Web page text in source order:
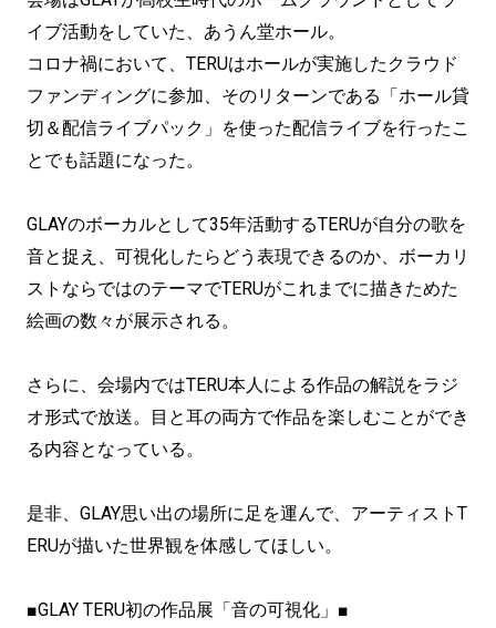
イブ活動をしていた、あうん堂ホール。
コロナ禍において、TERUはホールが実施したクラウド
ファンディングに参加、そのリターンである「ホール貸
切＆配信ライブパック」を使った配信ライブを行ったこ
とでも話題になった。
GLAYのボーカルとして35年活動するTERUが自分の歌を
音と捉え、可視化したらどう表現できるのか、ボーカリ
ストならではのテーマでTERUがこれまでに描きためた
絵画の数々が展示される。
さらに、会場内ではTERU本人による作品の解説をラジ
オ形式で放送。目と耳の両方で作品を楽しむことができ
る内容となっている。
是非、GLAY思い出の場所に足を運んで、アーティストT
ERUが描いた世界観を体感してほしい。
■GLAY TERU初の作品展「音の可視化」■